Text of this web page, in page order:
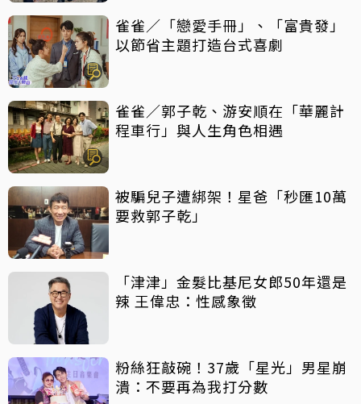
雀雀／「戀愛手冊」、「富貴發」
以節省主題打造台式喜劇
雀雀／郭子乾、游安順在「華麗計
程車行」與人生角色相遇
被騙兒子遭綁架！星爸「秒匯10萬
要救郭子乾」
「津津」金髮比基尼女郎50年還是
辣 王偉忠：性感象徵
粉絲狂敲碗！37歲「星光」男星崩
潰：不要再為我打分數